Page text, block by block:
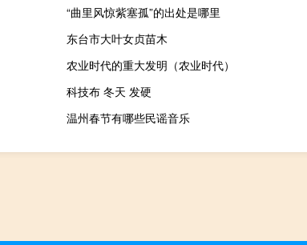
“曲里风惊紫塞孤”的出处是哪里
东台市大叶女贞苗木
农业时代的重大发明（农业时代）
科技布 冬天 发硬
温州春节有哪些民谣音乐